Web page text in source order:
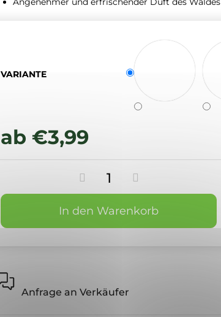
VARIANTE
ab €3,99
In den Warenkorb
Anfrage an Verkäufer